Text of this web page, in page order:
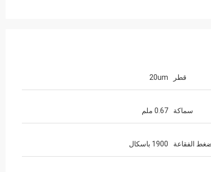
قطر 20um
سماكة 0.67 ملم
الفقاعة 1900 باسكال